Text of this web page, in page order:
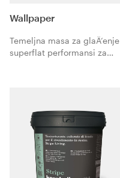
Wallpaper
Temeljna masa za glaÄ‘enje
superflat performansi za